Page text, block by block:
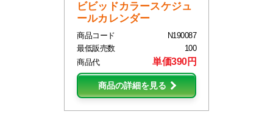
ビビッドカラースケジュ
ールカレンダー
商品コード
N190087
最低販売数
100
商品代
単価390円
商品の詳細を見る